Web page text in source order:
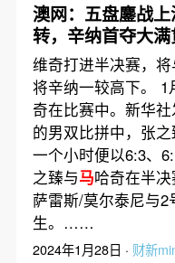
澳网：五盘鏖战
转，辛纳首夺大
赛事
维奇打进半决赛，
将辛纳一较高下。
奇在比赛中。新华
的男双比拼中，张
一个小时便以6:3、
之臻与马哈奇在半
萨雷斯/莫尔泰尼与
生。……
2024年1月28日 · 财新